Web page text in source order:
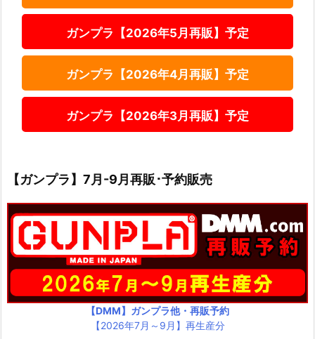
ガンプラ【2026年5月再販】予定
ガンプラ【2026年4月再販】予定
ガンプラ【2026年3月再販】予定
【ガンプラ】7月-9月再販･予約販売
【DMM】ガンプラ他・再販予約
【2026年7月～9月】再生産分